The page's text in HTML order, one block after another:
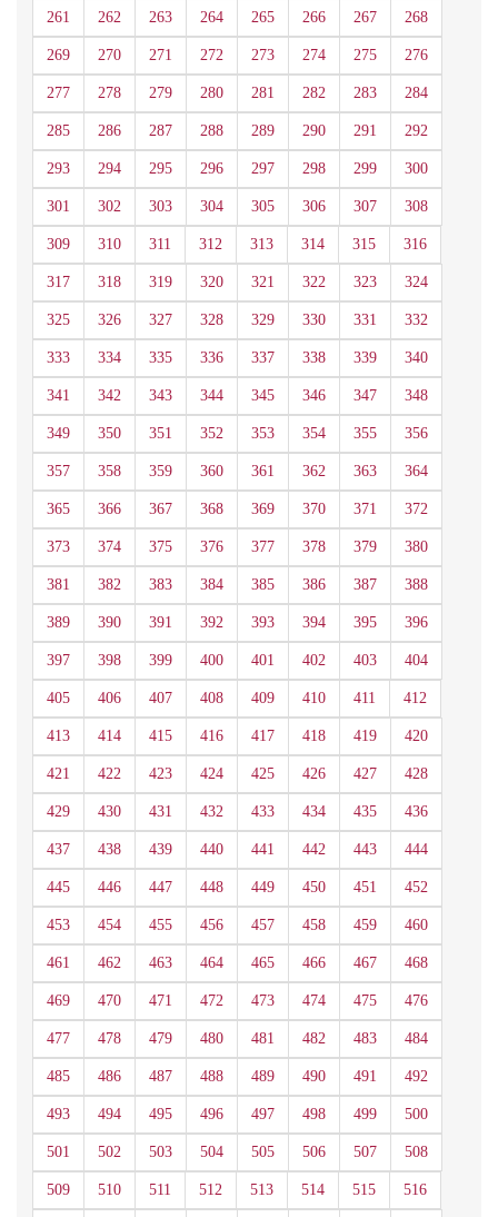
261 262 263 264 265 266 267 268
269 270 271 272 273 274 275 276
277 278 279 280 281 282 283 284
285 286 287 288 289 290 291 292
293 294 295 296 297 298 299 300
301 302 303 304 305 306 307 308
309 310 311 312 313 314 315 316
317 318 319 320 321 322 323 324
325 326 327 328 329 330 331 332
333 334 335 336 337 338 339 340
341 342 343 344 345 346 347 348
349 350 351 352 353 354 355 356
357 358 359 360 361 362 363 364
365 366 367 368 369 370 371 372
373 374 375 376 377 378 379 380
381 382 383 384 385 386 387 388
389 390 391 392 393 394 395 396
397 398 399 400 401 402 403 404
405 406 407 408 409 410 411 412
413 414 415 416 417 418 419 420
421 422 423 424 425 426 427 428
429 430 431 432 433 434 435 436
437 438 439 440 441 442 443 444
445 446 447 448 449 450 451 452
453 454 455 456 457 458 459 460
461 462 463 464 465 466 467 468
469 470 471 472 473 474 475 476
477 478 479 480 481 482 483 484
485 486 487 488 489 490 491 492
493 494 495 496 497 498 499 500
501 502 503 504 505 506 507 508
509 510 511 512 513 514 515 516